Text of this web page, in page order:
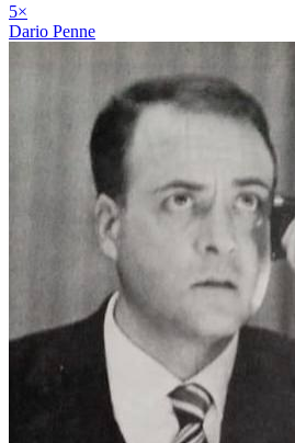
5×
Dario Penne